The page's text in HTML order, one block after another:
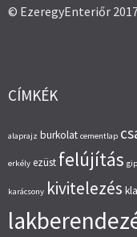
© EzeregyEnteriőr
CÍMKÉK
alaprajz burkolat cementlap
erkély ezüst felújítás
karácsony kivitelezés